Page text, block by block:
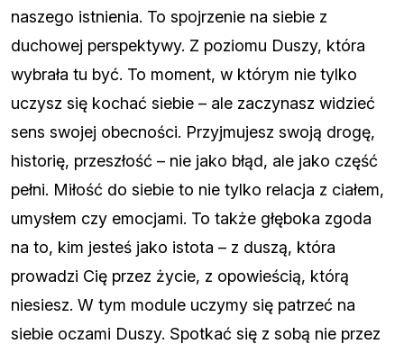
naszego istnienia. To spojrzenie na siebie z
duchowej perspektywy. Z poziomu Duszy, która
wybrała tu być. To moment, w którym nie tylko
uczysz się kochać siebie – ale zaczynasz widzieć
sens swojej obecności. Przyjmujesz swoją drogę,
historię, przeszłość – nie jako błąd, ale jako część
pełni. Miłość do siebie to nie tylko relacja z ciałem,
umysłem czy emocjami. To także głęboka zgoda
na to, kim jesteś jako istota – z duszą, która
prowadzi Cię przez życie, z opowieścią, którą
niesiesz. W tym module uczymy się patrzeć na
siebie oczami Duszy. Spotkać się z sobą nie przez